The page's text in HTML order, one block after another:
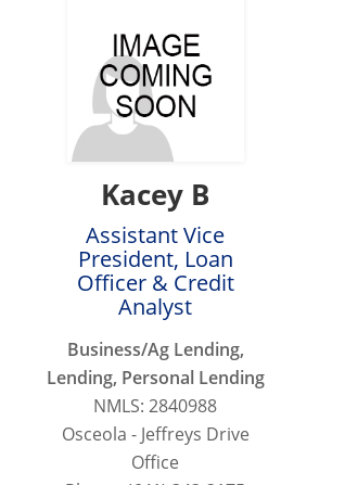
Kacey B
Assistant Vice
President, Loan
Officer & Credit
Analyst
Business/Ag Lending,
Lending, Personal Lending
NMLS: 2840988
Osceola - Jeffreys Drive
Office